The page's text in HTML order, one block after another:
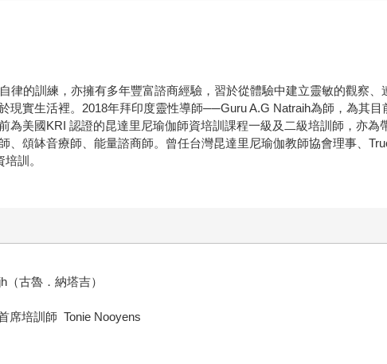
的訓練，亦擁有多年豐富諮商經驗，習於從體驗中建立靈敏的觀察、
實生活裡。2018年拜印度靈性導師──Guru A.G Natraih為師，為其目
美國KRI 認證的昆達里尼瑜伽師資培訓課程一級及二級培訓師，亦為
頌缽音療師、能量諮商師。曾任台灣昆達里尼瑜伽教師協會理事、
訓。
古魯．納塔吉）
席培訓師 Tonie Nooyens